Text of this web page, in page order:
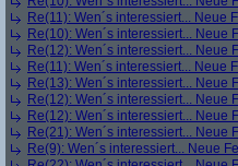
Re(11): Wen´s interessiert... Neue
Re(10): Wen´s interessiert... Neue
Re(12): Wen´s interessiert... Neue
Re(11): Wen´s interessiert... Neue
Re(13): Wen´s interessiert... Neue
Re(12): Wen´s interessiert... Neue
Re(12): Wen´s interessiert... Neue
Re(21): Wen´s interessiert... Neue
Re(9): Wen´s interessiert... Neue